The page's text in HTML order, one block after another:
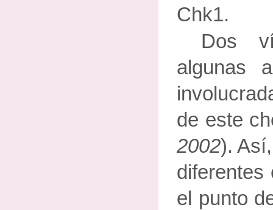
Chk1.
Dos
algunas
de este
2002).
diferentes
el punto